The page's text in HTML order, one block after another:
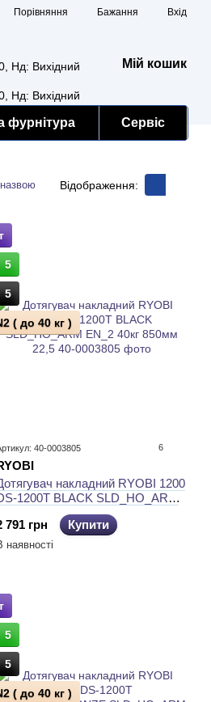
Порівняння Бажання Вхід
Нд: Вихідний
Нд: Вихідний
Мій кошик
фурнітура Сервіс
Відображення:
5
5
( до 40 кг )
40-0003805 6
накладний RYOBI 1200
1200T BLACK SLD_HO_ARM
EN_2 40кг 850мм 22,5
791 грн
Купити
наявності
5
5
( до 40 кг )